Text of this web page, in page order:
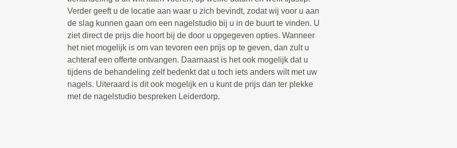
Verder geeft u de locatie aan waar u zich bevindt, zodat wij voor u aan
de slag kunnen gaan om een nagelstudio bij u in de buurt te vinden. U
ziet direct de prijs die hoort bij de door u opgegeven opties. Wanneer
het niet mogelijk is om van tevoren een prijs op te geven, dan zult u
achteraf een offerte ontvangen. Daarnaast is het ook mogelijk dat u
tijdens de behandeling zelf bedenkt dat u toch iets anders wilt met uw
nagels. Uiteraard is dit ook mogelijk en u kunt de prijs dan ter plekke
met de nagelstudio bespreken Leiderdorp.